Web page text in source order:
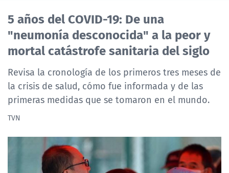
CASTING MASTERCHEF CHILE
CASTING TVN VERTICAL
TVN VERTICAL
TVN PLAY
PROGRAMAS
TELESERIES
5 años del COVID-19: De una
"neumonía desconocida" a la peor y
mortal catástrofe sanitaria del siglo
Revisa la cronología de los primeros tres meses de
la crisis de salud, cómo fue informada y de las
primeras medidas que se tomaron en el mundo.
TVN